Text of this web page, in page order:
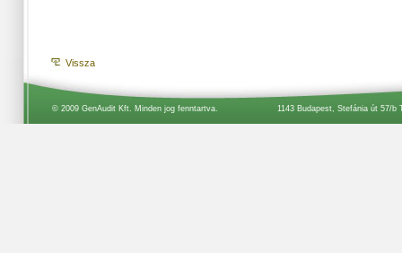
Vissza
1143 Budapest, Stefánia út 57/b
© 2009 GenAudit Kft. Minden jog fenntartva.